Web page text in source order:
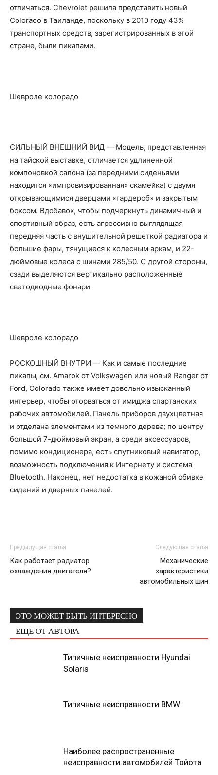
отличаться. Chevrolet решила представить новый
Colorado в Таиланде, поскольку в 2010 году 43%
транспортных средств, зарегистрированных в этой
стране, были пикапами.
Шевроле колорадо
СИЛЬНЫЙ ВНЕШНИЙ ВИД — Модель, представленная
на тайской выставке, отличается удлиненной
компоновкой салона (за передними сиденьями
находится «импровизированная» скамейка) с двумя
открывающимися дверцами «гардероб» и закрытым
боксом. Вдобавок, чтобы подчеркнуть динамичный и
спортивный образ, есть агрессивно выглядящая
передняя часть с внушительной решеткой радиатора и
большие фары, тянущиеся к колесным аркам, и 22-
дюймовые колеса с шинами 285/50. С другой стороны,
сзади выделяются вертикально расположенные
светодиодные фонари.
Шевроле колорадо
РОСКОШНЫЙ ВНУТРИ — Как и самые последние
пикапы, см. Amarok от Volkswagen или новый Ranger от
Ford, Colorado также имеет довольно изысканный
интерьер, чтобы оторваться от имиджа спартанских
рабочих автомобилей. Панель приборов двухцветная
и отделана элементами из темного дерева; по центру
большой 7-дюймовый экран, а среди аксессуаров,
помимо кондиционера, есть спутниковый навигатор,
возможность подключения к Интернету и система
Bluetooth. Наконец, нет недостатка в кожаной обивке
сидений и дверных панелей.
Предыдущая статья
Как работает радиатор
охлаждения двигателя?
Следующая статья
Механические
характеристики
автомобильных шин
ЭТО МОЖЕТ БЫТЬ ИНТЕРЕСНО
ЕЩЕ ОТ АВТОРА
Типичные неисправности Hyundai
Solaris
Типичные неисправности BMW
Наиболее распространенные
неисправности автомобилей Тойота